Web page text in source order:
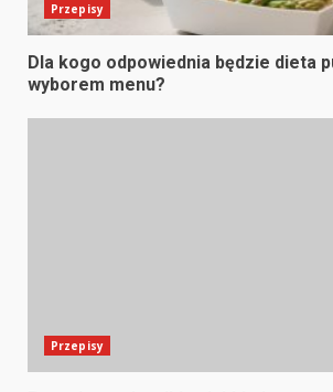
Przepisy
Dla kogo odpowiednia będzie dieta
wyborem menu?
Przepisy